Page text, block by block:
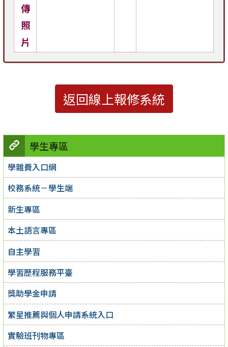
學生專區
學雜費入口網
校務系統－學生端
新生專區
本土語言專區
自主學習
學習歷程服務平臺
獎助學金申請
繁星推薦與個人申請系統入口
實驗班刊物專區
傳
照
片
返回線上報修系統